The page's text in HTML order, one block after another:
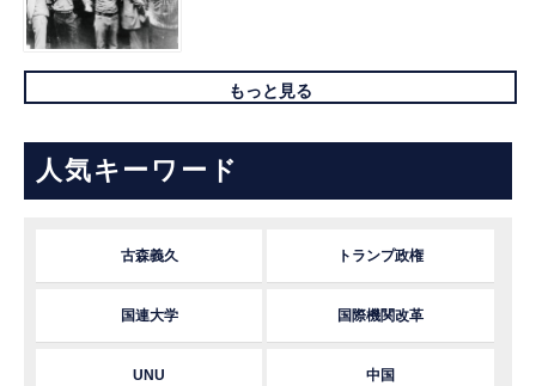
もっと見る
人気キーワード
古森義久 トランプ政権
国連大学 国際機関改革
UNU 中国